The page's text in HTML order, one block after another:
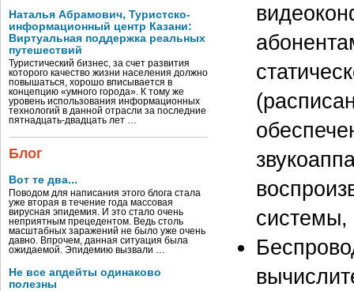
Наталья Абрамович, Туристско-
информационный центр Казани:
Виртуальная поддержка реальных
путешествий
Туристический бизнес, за счет развития
которого качество жизни населения должно
повышаться, хорошо вписывается в
концепцию «умного города». К тому же
уровень использования информационных
технологий в данной отрасли за последние
пятнадцать-двадцать лет …
Блог
Вот те два...
Поводом для написания этого блога стала
уже вторая в течение года массовая
вирусная эпидемия. И это стало очень
неприятным прецедентом. Ведь столь
масштабных заражений не было уже очень
давно. Впрочем, данная ситуация была
ожидаемой. Эпидемию вызвали …
Не все апдейты одинаково
полезны
системы,